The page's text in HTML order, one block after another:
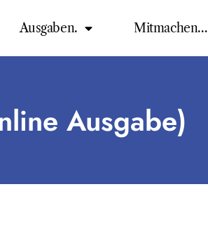
Ausgaben. Mitmachen…
Ausgabe)